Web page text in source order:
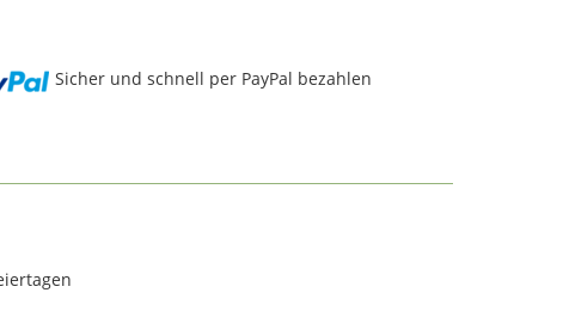
Sicher und schnell per PayPal bezahlen